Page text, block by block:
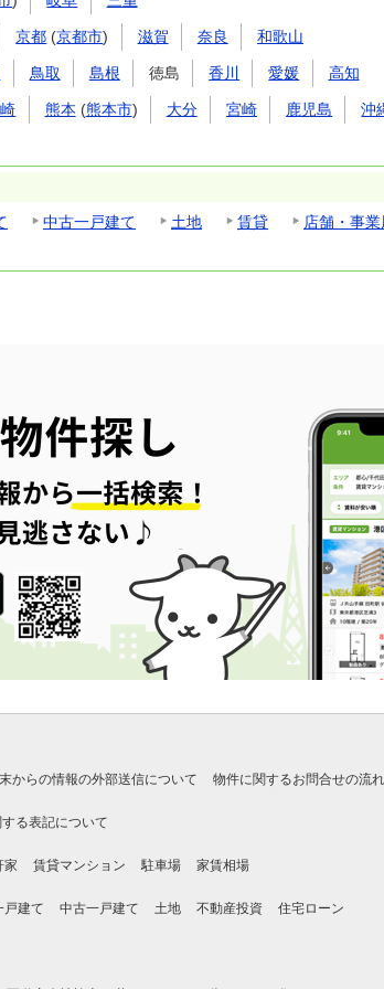
京都 (京都市) 滋賀 奈良 和歌山
鳥取 島根 徳島 香川 愛媛 高知
熊本 (熊本市) 大分 宮崎 鹿児島 沖
中古一戸建て 土地 賃貸
店舗・事業
からの情報の外部送信について 物件に関するお問合せの流れ
る表記について
家 賃貸マンション 駐車場 家賃相場
戸建て 中古一戸建て 土地 不動産投資 住宅ローン